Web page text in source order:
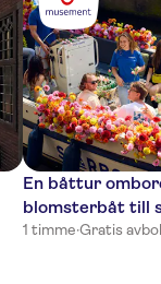
En båttur
blomsterbåt till
1 timme·Gratis